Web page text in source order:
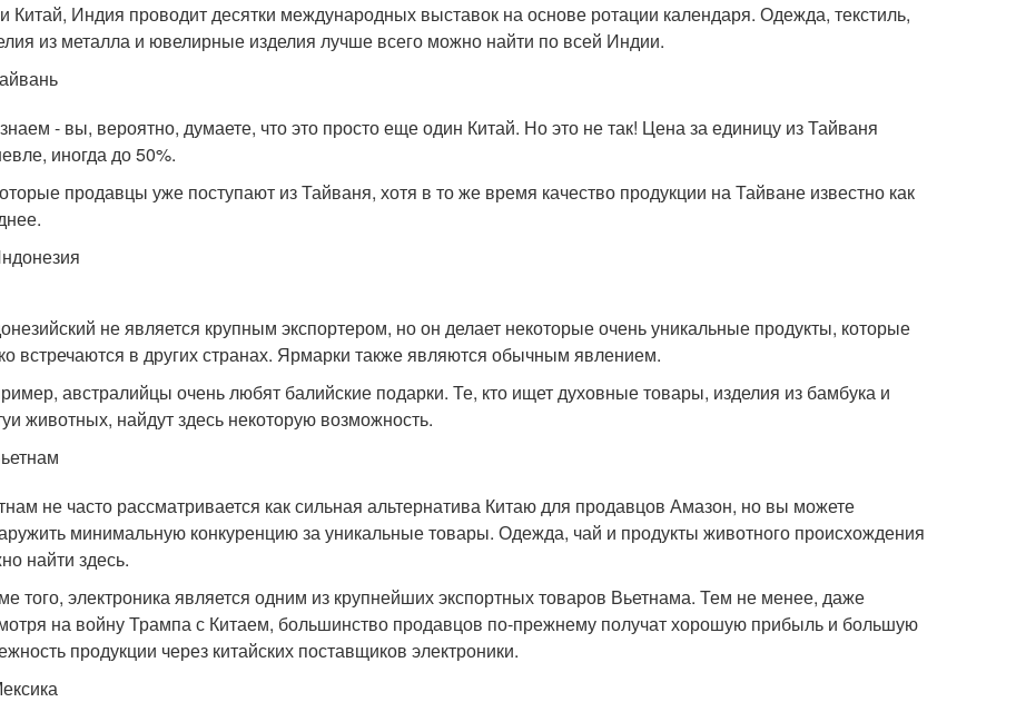
Китай, Индия проводит десятки международных выставок на основе ротации календаря. Одежда, текстиль,
из металла и ювелирные изделия лучше всего можно найти по всей Индии.
- вы, вероятно, думаете, что это просто еще один Китай. Но это не так! Цена за единицу из Тайваня
иногда до 50%.
продавцы уже поступают из Тайваня, хотя в то же время качество продукции на Тайване известно как
не является крупным экспортером, но он делает некоторые очень уникальные продукты, которые
встречаются в других странах. Ярмарки также являются обычным явлением.
австралийцы очень любят балийские подарки. Те, кто ищет духовные товары, изделия из бамбука и
животных, найдут здесь некоторую возможность.
не часто рассматривается как сильная альтернатива Китаю для продавцов Амазон, но вы можете
минимальную конкуренцию за уникальные товары. Одежда, чай и продукты животного происхождения
найти здесь.
того, электроника является одним из крупнейших экспортных товаров Вьетнама. Тем не менее, даже
на войну Трампа с Китаем, большинство продавцов по-прежнему получат хорошую прибыль и большую
продукции через китайских поставщиков электроники.